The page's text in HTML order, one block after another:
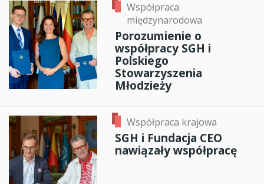
Współpraca
międzynarodowa
Porozumienie o
współpracy SGH i
Polskiego
Stowarzyszenia
Młodzieży
Współpraca krajowa
SGH i Fundacja CEO
nawiązały współpracę